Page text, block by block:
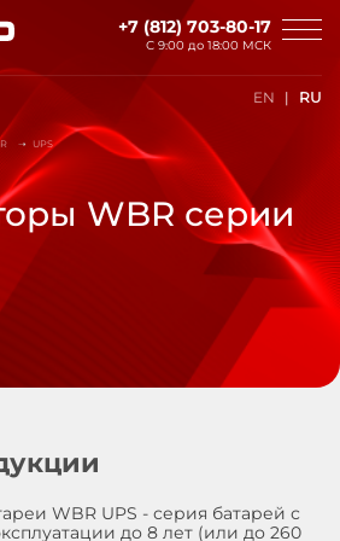
+7 (812) 703-80-17
С 9:00 до18:00 МСК
EN RU
UPS
WBR серии
WBR UPS - серия батарей с
до 8 лет (или до 260